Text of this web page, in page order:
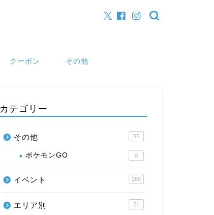
クーポン その他
カテゴリー
その他 55
ポケモンGO 9
イベント 260
エリア別 21